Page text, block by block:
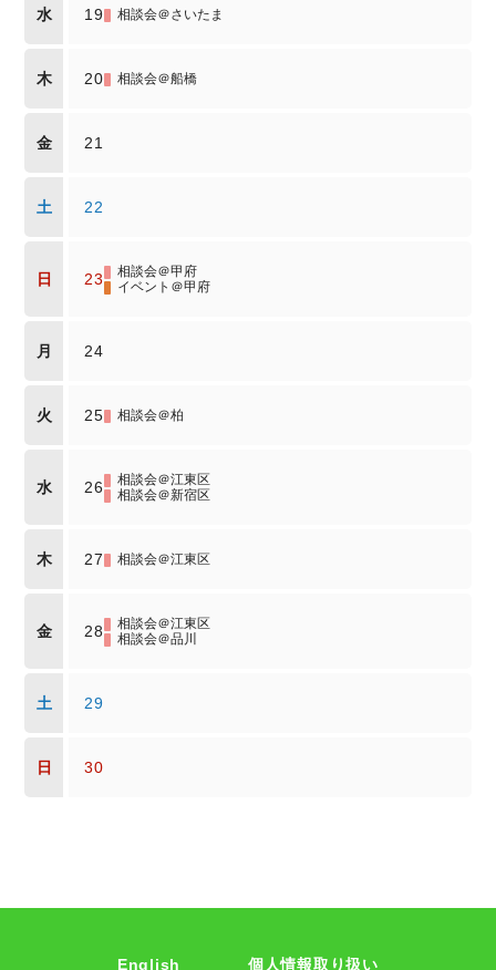
水 19 相談会＠さいたま
木 20 相談会＠船橋
金 21
土 22
日 23
相談会＠甲府
イベント＠甲府
月 24
火 25 相談会＠柏
水 26
相談会＠江東区
相談会＠新宿区
木 27 相談会＠江東区
金 28
相談会＠江東区
相談会＠品川
土 29
日 30
English 個人情報取り扱い